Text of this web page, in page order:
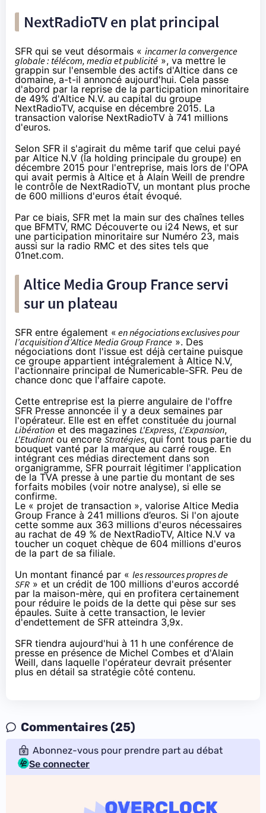
NextRadioTV en plat principal
SFR qui se veut désormais « incarner la convergence
globale : télécom, media et publicité », va mettre le
grappin sur l'ensemble des actifs d'Altice dans ce
domaine, a-t-il annoncé aujourd'hui. Cela passe
d'abord par la reprise de la participation minoritaire
de 49% d'Altice N.V. au capital du groupe
NextRadioTV, acquise en décembre 2015. La
transaction valorise NextRadioTV à 741 millions
d'euros.
Selon SFR il s'agirait du même tarif que celui payé
par Altice N.V (la holding principale du groupe) en
décembre 2015 pour l'entreprise, mais lors de l'OPA
qui avait permis à Altice et à Alain Weill de prendre
le contrôle de NextRadioTV, un montant plus proche
de 600 millions d'euros était évoqué.
Par ce biais, SFR met la main sur des chaînes telles
que BFMTV, RMC Découverte ou i24 News, et sur
une participation minoritaire sur Numéro 23, mais
aussi sur la radio RMC et des sites tels que
01net.com.
Altice Media Group France servi
sur un plateau
SFR entre également « en négociations exclusives pour
l’acquisition d’Altice Media Group France ». Des
négociations dont l'issue est déjà certaine puisque
ce groupe appartient intégralement à Altice N.V,
l'actionnaire principal de Numericable-SFR. Peu de
chance donc que l'affaire capote.
Cette entreprise est la pierre angulaire de l'offre
SFR Presse annoncée il y a deux semaines par
l'opérateur. Elle est en effet constituée du journal
Libération et des magazines L'Express, L'Expansion,
L'Etudiantou encoreStratégies, qui font tous partie du
bouquet vanté par la marque au carré rouge. En
intégrant ces médias directement dans son
organigramme, SFR pourrait légitimer l'application
de la TVA presse à une partie du montant de ses
forfaits mobiles (voir notre analyse), si elle se
confirme.
Le « projet de transaction », valorise Altice Media
Group France à 241 millions d’euros. Si l'on ajoute
cette somme aux 363 millions d'euros nécessaires
au rachat de 49 % de NextRadioTV, Altice N.V va
toucher un coquet chèque de 604 millions d'euros
de la part de sa filiale.
Un montant financé par « les ressources propres de
SFR » et un crédit de 100 millions d'euros accordé
par la maison-mère, qui en profitera certainement
pour réduire le poids de la dette qui pèse sur ses
épaules. Suite à cette transaction, le levier
d'endettement de SFR atteindra 3,9x.
SFR tiendra aujourd'hui à 11 h une conférence de
presse en présence de Michel Combes et d'Alain
Weill, dans laquelle l'opérateur devrait présenter
plus en détail sa stratégie côté contenu.
Commentaires (25)
Abonnez-vous pour prendre part au débat
Se connecter